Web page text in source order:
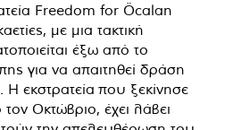
Freedom for Öcalan
με μια τακτική
έξω από το
για να απαιτηθεί δράση
εκστρατεία που ξεκίνησε
Οκτώβριο, έχει λάβει